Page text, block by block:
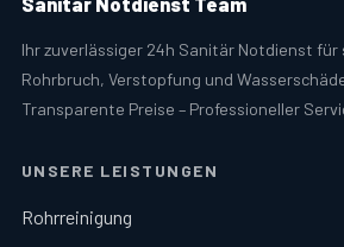
Ihr zuverlässiger 24h Sanitär Notdienst für
Rohrbruch, Verstopfung und
Transparente Preise – Professioneller
UNSERE LEISTUNGEN
Rohrreinigung